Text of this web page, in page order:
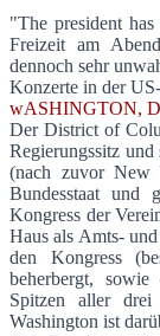
Sing it to
"The president
Freizeit am
dennoch sehr
Konzerte in der
wASHINGTON,
Der District of
Regierungssitz und
(nach zuvor New
Bundesstaat und
Kongress der
Haus als Amts-
den Kongress
beherbergt,
Spitzen aller drei
Washington ist